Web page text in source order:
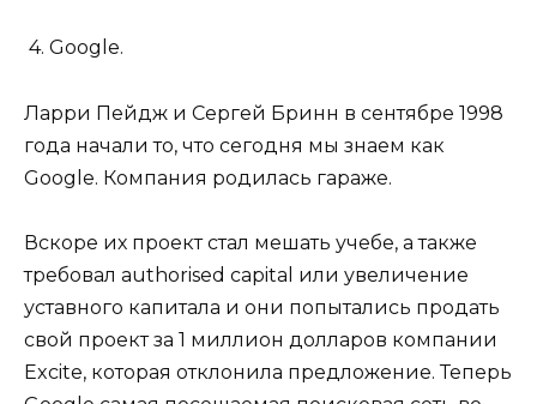
4. Google.
Ларри Пейдж и Сергей Бринн в сентябре 1998
года начали то, что сегодня мы знаем как
Google. Компания родилась гараже.
Вскоре их проект стал мешать учебе, а также
требовал authorised capital или увеличение
уставного капитала и они попытались продать
свой проект за 1 миллион долларов компании
Excite, которая отклонила предложение. Теперь